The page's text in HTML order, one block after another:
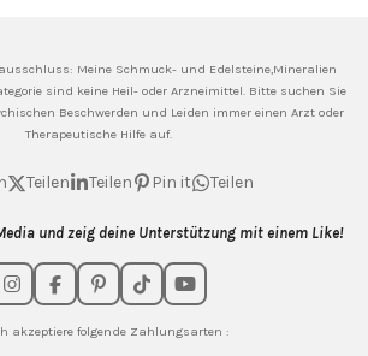
MeineSchmuck- und Edelsteine,Mineralien
sind keine Heil- oder Arzneimittel. Bitte suchen Sie
Beschwerden und Leiden immer einen Arzt oder
Therapeutische Hilfe auf.
Teilen Teilen Pin it Teilen
und zeig deine Unterstützung mit einem Like!
I
n
s
F
a
c
P
i
n
T
i
k
Y
o
u
akzeptiere folgende Zahlungsarten :